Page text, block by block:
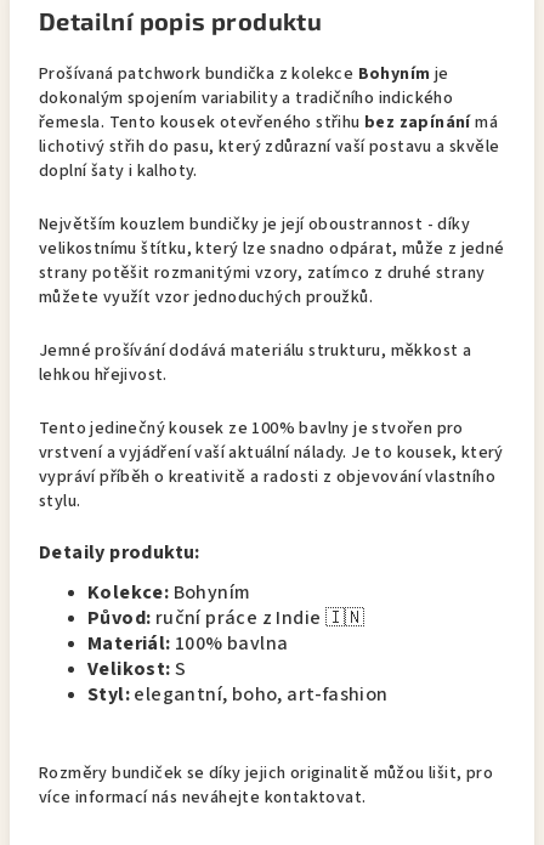
Detailní popis produktu
Prošívaná patchwork bundička z kolekce Bohyním je
dokonalým spojením variability a tradičního indického
řemesla. Tento kousek otevřeného střihu bez zapínánímá
lichotivý střih do pasu, který zdůrazní vaší postavu a skvěle
doplní šaty i kalhoty.
Největším kouzlem bundičky je její oboustrannost - díky
velikostnímu štítku, který lze snadno odpárat, může z jedné
strany potěšit rozmanitými vzory, zatímco z druhé strany
můžete využít vzor jednoduchých proužků.
Jemné prošívání dodává materiálu strukturu, měkkost a
lehkou hřejivost.
Tento jedinečný kousek ze 100% bavlny je stvořen pro
vrstvení a vyjádření vaší aktuální nálady. Je to kousek, který
vypráví příběh o kreativitě a radosti z objevování vlastního
stylu.
Detaily produktu:
Kolekce: Bohyním
Původ: ruční práce z Indie 🇮🇳
Materiál: 100% bavlna
Velikost:S
Styl:elegantní, boho, art-fashion
Rozměry bundiček se díky jejich originalitě můžou lišit, pro
více informací nás neváhejte kontaktovat.